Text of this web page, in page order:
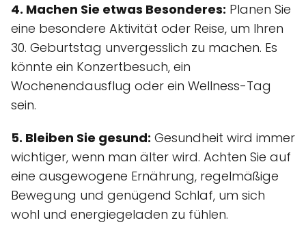
4. Machen Sie etwas Besonderes: Planen Sie
eine besondere Aktivität oder Reise, um Ihren
30. Geburtstag unvergesslich zu machen. Es
könnte ein Konzertbesuch, ein
Wochenendausflug oder ein Wellness-Tag
sein.
5. Bleiben Sie gesund: Gesundheit wird immer
wichtiger, wenn man älter wird. Achten Sie auf
eine ausgewogene Ernährung, regelmäßige
Bewegung und genügend Schlaf, um sich
wohl und energiegeladen zu fühlen.